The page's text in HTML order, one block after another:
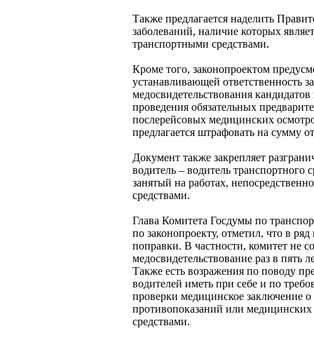
Также предлагается наделить
заболеваний, наличие которых
транспортными средствами.
Кроме того, законопроектом
устанавливающей ответственность
медосвидетельствования
проведения обязательных
послерейсовых медицинских
предлагается штрафовать на сумму
Документ также закрепляет
водитель – водитель транспортного
занятый на работах,
средствами.
Глава Комитета Госдумы по
по законопроекту, отметил, что в
поправки. В частности, комитет не
медосвидетельствование раз в пять
Также есть возражения по поводу
водителей иметь при себе и по
проверки медицинское заключение
противопоказаний или
средствами.